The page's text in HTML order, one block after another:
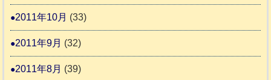
2011年10月 (33)
2011年9月 (32)
2011年8月 (39)